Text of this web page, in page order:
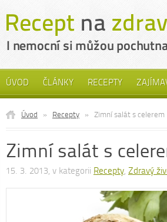
ÚVOD ČLÁNKY RECEPTY
Úvod » Recepty » Zimní salát s celerem
Zimní salát s
15. 3. 2013, v kategorii Recepty, Zdravý